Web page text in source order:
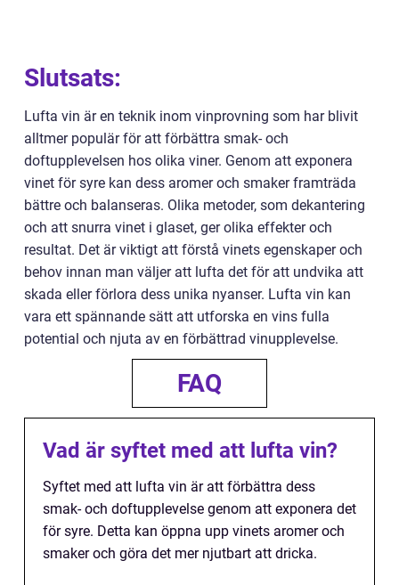
Slutsats:
Lufta vin är en teknik inom vinprovning som har blivit
alltmer populär för att förbättra smak- och
doftupplevelsen hos olika viner. Genom att exponera
vinet för syre kan dess aromer och smaker framträda
bättre och balanseras. Olika metoder, som dekantering
och att snurra vinet i glaset, ger olika effekter och
resultat. Det är viktigt att förstå vinets egenskaper och
behov innan man väljer att lufta det för att undvika att
skada eller förlora dess unika nyanser. Lufta vin kan
vara ett spännande sätt att utforska en vins fulla
potential och njuta av en förbättrad vinupplevelse.
FAQ
Vad är syftet med att lufta vin?
Syftet med att lufta vin är att förbättra dess
smak- och doftupplevelse genom att exponera det
för syre. Detta kan öppna upp vinets aromer och
smaker och göra det mer njutbart att dricka.